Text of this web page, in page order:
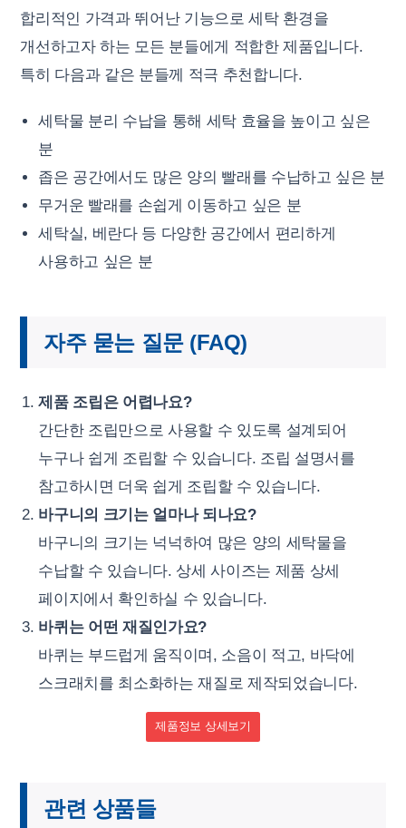
합리적인 가격과 뛰어난 기능으로 세탁 환경을
개선하고자 하는 모든 분들에게 적합한 제품입니다.
특히 다음과 같은 분들께 적극 추천합니다.
세탁물 분리 수납을 통해 세탁 효율을 높이고 싶은
분
좁은 공간에서도 많은 양의 빨래를 수납하고 싶은 분
무거운 빨래를 손쉽게 이동하고 싶은 분
세탁실, 베란다 등 다양한 공간에서 편리하게
사용하고 싶은 분
자주 묻는 질문 (FAQ)
제품 조립은 어렵나요?
간단한 조립만으로 사용할 수 있도록 설계되어
누구나 쉽게 조립할 수 있습니다. 조립 설명서를
참고하시면 더욱 쉽게 조립할 수 있습니다.
바구니의 크기는 얼마나 되나요?
바구니의 크기는 넉넉하여 많은 양의 세탁물을
수납할 수 있습니다. 상세 사이즈는 제품 상세
페이지에서 확인하실 수 있습니다.
바퀴는 어떤 재질인가요?
바퀴는 부드럽게 움직이며, 소음이 적고, 바닥에
스크래치를 최소화하는 재질로 제작되었습니다.
제품정보 상세보기
관련 상품들